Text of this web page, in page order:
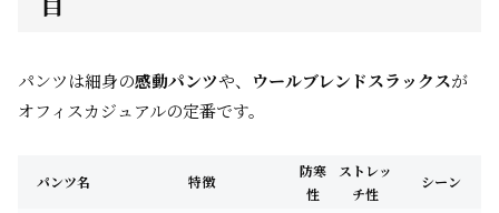
パンツは細身の感動パンツや、 ウールブレンドスラックスが
オフィスカジュアルの定番です。
パンツ名 特徴
防寒
性
ストレッ
チ性
シーン